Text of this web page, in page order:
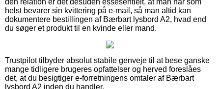
helst bevarer sin kvittering på e-mail, så man altid kan
dokumentere bestillingen af Bærbart lysbord A2, hvad end
du søger et produkt til en kvinde eller mand.
Trustpilot tilbyder absolut stabile genveje til at bese ganske
mange tidligere brugeres opfattelser og herved foreslåes
det, at du besigtiger e-forretningens omtaler af Bærbart
lysbord A2 inden du handler.